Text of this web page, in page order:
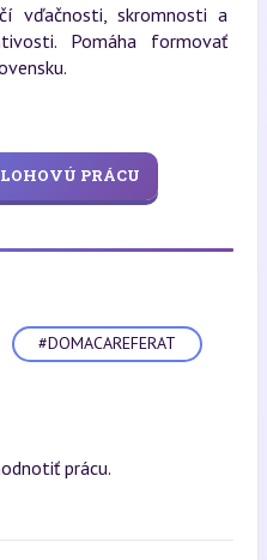
vďačnosti, skromnosti a
Pomáha formovať
PRÁCU
#DOMACAREFERAT
prácu.